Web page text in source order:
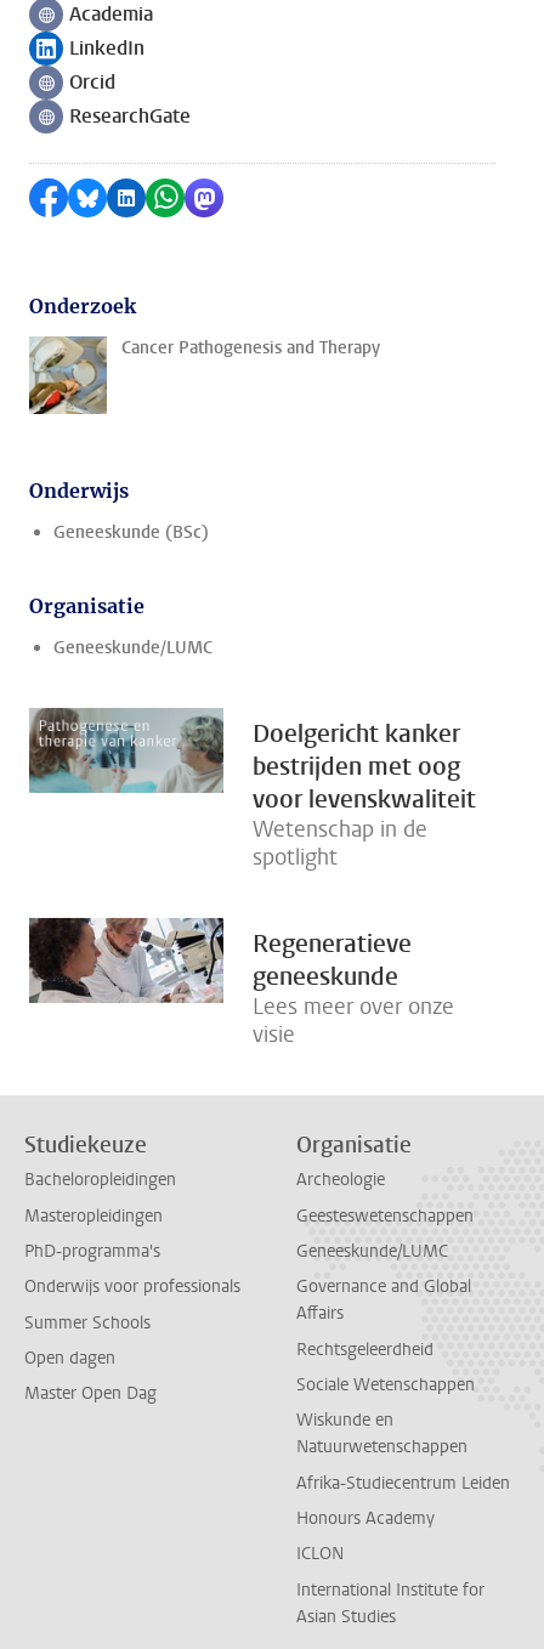
Volg ons op
Academia
Volg ons op
LinkedIn
Volg ons op
Orcid
Volg ons op
ResearchGate
Delen op Facebook
Delen via Bluesky
Delen op LinkedIn
Delen via WhatsApp
Delen via Mastodon
Onderzoek
Cancer Pathogenesis and Therapy
Onderwijs
Geneeskunde (BSc)
Organisatie
Geneeskunde/LUMC
Doelgericht kanker
bestrijden met oog
voor levenskwaliteit
Wetenschap in de
spotlight
Regeneratieve
geneeskunde
Lees meer over onze
visie
Studiekeuze
Bacheloropleidingen
Masteropleidingen
PhD-programma's
Onderwijs voor professionals
Summer Schools
Open dagen
Master Open Dag
Organisatie
Archeologie
Geesteswetenschappen
Geneeskunde/LUMC
Governance and Global
Affairs
Rechtsgeleerdheid
Sociale Wetenschappen
Wiskunde en
Natuurwetenschappen
Afrika-Studiecentrum Leiden
Honours Academy
ICLON
International Institute for
Asian Studies